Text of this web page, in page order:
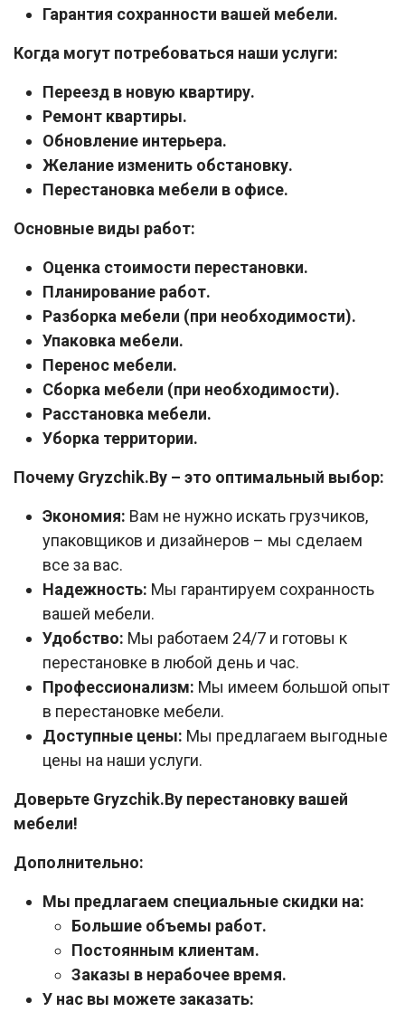
Гарантия сохранности вашей мебели.
Когда могут потребоваться наши услуги:
Переезд в новую квартиру.
Ремонт квартиры.
Обновление интерьера.
Желание изменить обстановку.
Перестановка мебели в офисе.
Основные виды работ:
Оценка стоимости перестановки.
Планирование работ.
Разборка мебели (при необходимости).
Упаковка мебели.
Перенос мебели.
Сборка мебели (при необходимости).
Расстановка мебели.
Уборка территории.
Почему Gryzchik.By – это оптимальный выбор:
Экономия: Вам не нужно искать грузчиков,
упаковщиков и дизайнеров – мы сделаем
все за вас.
Надежность: Мы гарантируем сохранность
вашей мебели.
Удобство: Мы работаем 24/7 и готовы к
перестановке в любой день и час.
Профессионализм: Мы имеем большой опыт
в перестановке мебели.
Доступные цены: Мы предлагаем выгодные
цены на наши услуги.
Доверьте Gryzchik.By перестановку вашей
мебели!
Дополнительно:
Мы предлагаем специальные скидки на:
Большие объемы работ.
Постоянным клиентам.
Заказы в нерабочее время.
У нас вы можете заказать: